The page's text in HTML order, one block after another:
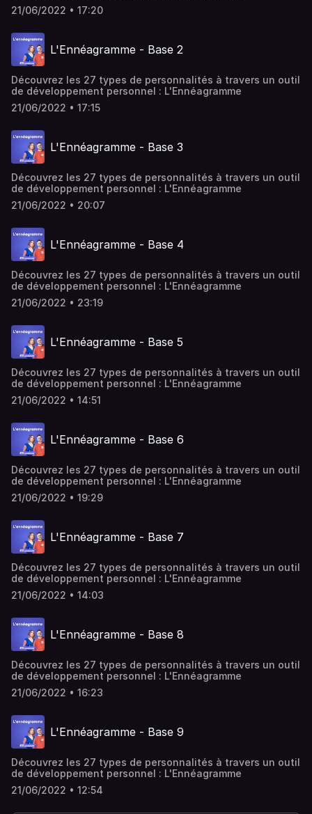
21/06/2022 • 17:20
L'Ennéagramme - Base 2
Découvrez les 27 types de personnalités à travers un outil
de développement personnel : L'Ennéagramme
21/06/2022 • 17:15
L'Ennéagramme - Base 3
Découvrez les 27 types de personnalités à travers un outil
de développement personnel : L'Ennéagramme
21/06/2022 • 20:07
L'Ennéagramme - Base 4
Découvrez les 27 types de personnalités à travers un outil
de développement personnel : L'Ennéagramme
21/06/2022 • 23:19
L'Ennéagramme - Base 5
Découvrez les 27 types de personnalités à travers un outil
de développement personnel : L'Ennéagramme
21/06/2022 • 14:51
L'Ennéagramme - Base 6
Découvrez les 27 types de personnalités à travers un outil
de développement personnel : L'Ennéagramme
21/06/2022 • 19:29
L'Ennéagramme - Base 7
Découvrez les 27 types de personnalités à travers un outil
de développement personnel : L'Ennéagramme
21/06/2022 • 14:03
L'Ennéagramme - Base 8
Découvrez les 27 types de personnalités à travers un outil
de développement personnel : L'Ennéagramme
21/06/2022 • 16:23
L'Ennéagramme - Base 9
Découvrez les 27 types de personnalités à travers un outil
de développement personnel : L'Ennéagramme
21/06/2022 • 12:54